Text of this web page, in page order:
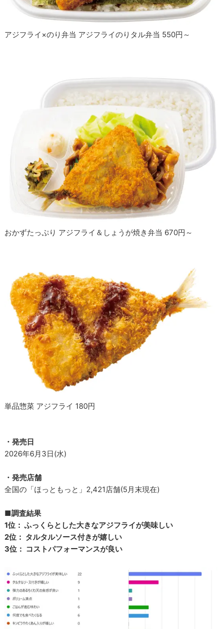
アジフライ×のり弁当 アジフライのりタル弁当 550円～
おかずたっぷり アジフライ＆しょうが焼き弁当 670円～
単品惣菜 アジフライ 180円
・発売日
2026年6月3日(水)
・発売店舗
全国の「ほっともっと」2,421店舗(5月末現在)
■調査結果
1位： ふっくらとした大きなアジフライが美味しい
2位： タルタルソース付きが嬉しい
3位： コストパフォーマンスが良い